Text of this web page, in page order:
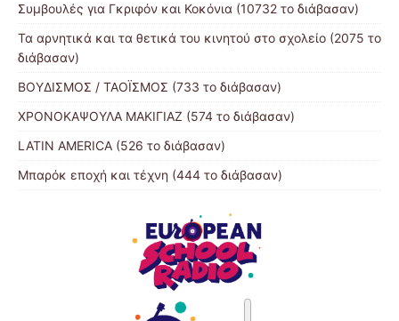
Συμβουλές για Γκριφόν και Κοκόνια (10732 το διάβασαν)
Τα αρνητικά και τα θετικά του κινητού στο σχολείο (2075 το
διάβασαν)
ΒΟΥΔΙΣΜΟΣ / ΤΑΟΪΣΜΟΣ (733 το διάβασαν)
ΧΡΟΝΟΚΑΨΟΥΛΑ ΜΑΚΙΓΙΑΖ (574 το διάβασαν)
LATIN AMERICA (526 το διάβασαν)
Μπαρόκ εποχή και τέχνη (444 το διάβασαν)